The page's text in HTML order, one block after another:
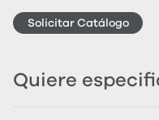
Solicitar Catálogo
Quiere